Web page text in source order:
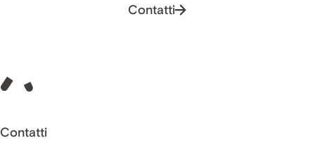
Contatti
Contatti